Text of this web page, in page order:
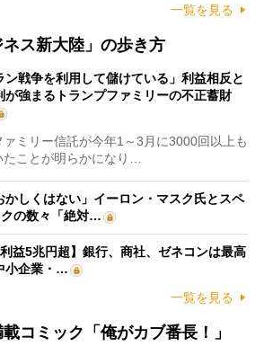
一覧を見る
ス新大陸」の歩き方
ン戦争を利用して儲けている」利益相反と
が強まるトランプファミリーの不正蓄財
ミリー信託が今年1～3月に3000回以上も
たことが明らかになり…
かしくはない」イーロン・マスク氏とスペ
の数々「絶対…
利益5兆円超】銀行、商社、ゼネコンは最高
小企業・…
一覧を見る
コミック「俺がカブ番長！」